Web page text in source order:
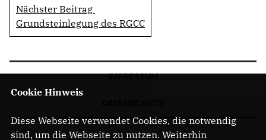
Nächster Beitrag
Grundsteinlegung des RGCC
IMPRESSUM
Cookie Hinweis
Diese Webseite verwendet Cookies, die notwendig
sind, um die Webseite zu nutzen. Weiterhin